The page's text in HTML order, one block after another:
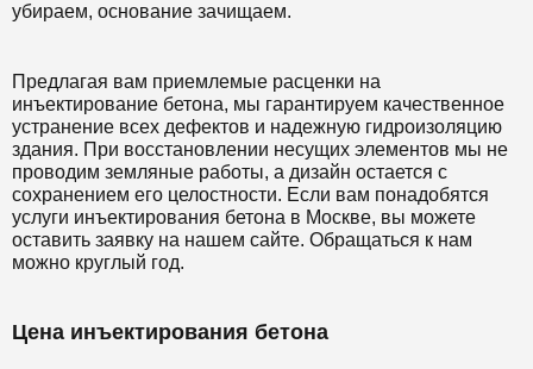
убираем, основание зачищаем.
Предлагая вам приемлемые расценки на
инъектирование бетона, мы гарантируем качественное
устранение всех дефектов и надежную гидроизоляцию
здания. При восстановлении несущих элементов мы не
проводим земляные работы, а дизайн остается с
сохранением его целостности. Если вам понадобятся
услуги инъектирования бетона в Москве, вы можете
оставить заявку на нашем сайте. Обращаться к нам
можно круглый год.
Цена инъектирования бетона